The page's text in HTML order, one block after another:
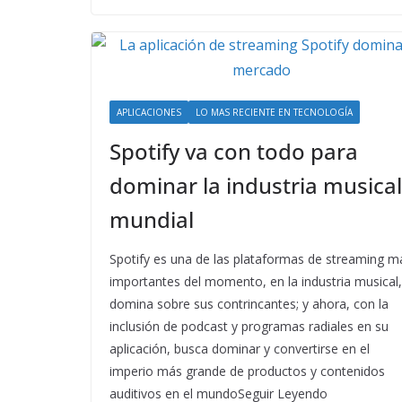
APLICACIONES LO MAS RECIENTE EN TECNOLOGÍA
Spotify va con todo para
dominar la industria musical
mundial
Spotify es una de las plataformas de streaming
importantes del momento, en la industria musical,
domina sobre sus contrincantes; y ahora, con la
inclusión de podcast y programas radiales en su
aplicación, busca dominar y convertirse en el
imperio más grande de productos y contenidos
auditivos en el mundoSeguir Leyendo